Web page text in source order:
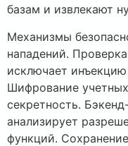
базам и извлекают
Механизмы
нападений.
исключает
Шифрование
секретность.
анализирует
функций.